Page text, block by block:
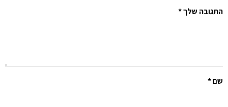
שלך *